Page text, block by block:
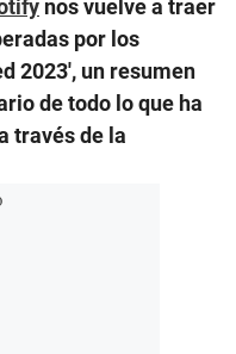
nos vuelve a traer
por los
2023′, un resumen
de todo lo que ha
través de la